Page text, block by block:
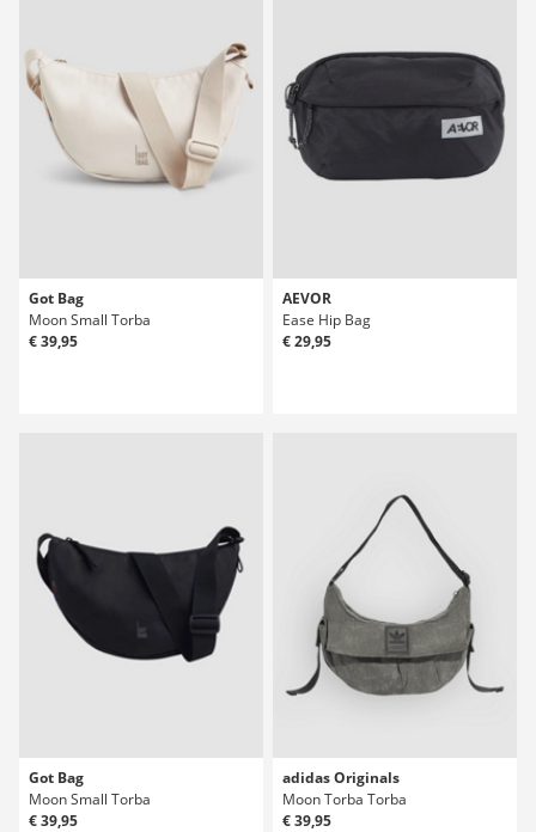
Got Bag
Moon Small Torba
€ 39,95
AEVOR
Ease Hip Bag
€ 29,95
Got Bag
Moon Small Torba
€ 39,95
adidas Originals
Moon Torba Torba
€ 39,95